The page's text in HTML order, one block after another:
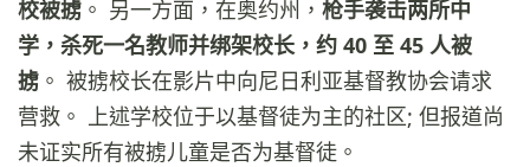
校被掳 。 另一方面，在奥约州， 枪手袭击两所中
学，杀死一名教师并绑架校长，约 40 至 45 人被
掳 。 被掳校长在影片中向尼日利亚基督教协会请求
营救。 上述学校位于以基督徒为主的社区; 但报道尚
未证实所有被掳儿童是否为基督徒。